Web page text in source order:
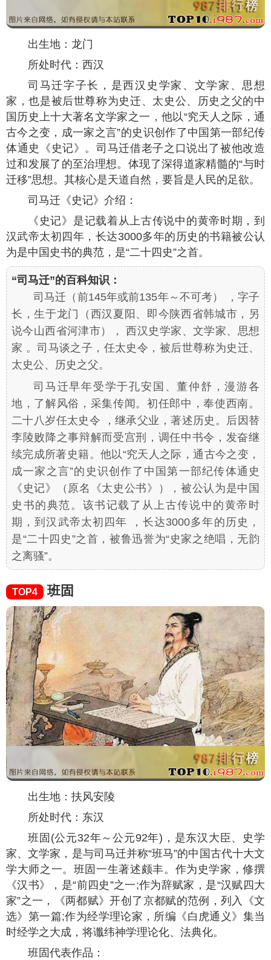
出生地：龙门
所处时代：西汉
司马迁字子长，是西汉史学家、文学家、思想
家，也是被后世尊称为史迁、太史公、历史之父的中
国历史上十大著名文学家之一，他以“究天人之际，通
古今之变，成一家之言”的史识创作了中国第一部纪传
体通史《史记》。司马迁借老子之口说出了被他改造
过和发展了的至治理想。体现了深得道家精髓的“与时
迁移”思想。其核心是天道自然，要旨是人民的足欲。
司马迁《史记》介绍：
《史记》是记载着从上古传说中的黄帝时期，到
汉武帝太初四年，长达3000多年的历史的书籍被公认
为是中国史书的典范，是“二十四史”之首。
“司马迁”的百科知识：
司马迁（前145年或前135年～不可考） ，字子
长，生于龙门（西汉夏阳、即今陕西省韩城市，另
说今山西省河津市）， 西汉史学家、文学家、思想
家 。司马谈之子，任太史令，被后世尊称为史迁、
太史公、历史之父。
司马迁早年受学于孔安国、董仲舒，漫游各
地，了解风俗，采集传闻。初任郎中，奉使西南。
二十八岁任太史令 ，继承父业，著述历史。后因替
李陵败降之事辩解而受宫刑，调任中书令，发奋继
续完成所著史籍。他以“究天人之际，通古今之变，
成一家之言”的史识创作了中国第一部纪传体通史
《史记》（原名《太史公书》），被公认为是中国
史书的典范。该书记载了从上古传说中的黄帝时
期，到汉武帝太初四年 ，长达3000多年的历史，
是“二十四史”之首，被鲁迅誉为“史家之绝唱，无韵
之离骚”。
TOP4 班固
出生地：扶风安陵
所处时代：东汉
班固(公元32年～公元92年)，是东汉大臣、史学
家、文学家，是与司马迁并称“班马”的中国古代十大文
学大师之一。班固一生著述颇丰。作为史学家，修撰
《汉书》，是“前四史”之一;作为辞赋家，是“汉赋四大
家”之一，《两都赋》开创了京都赋的范例，列入《文
选》第一篇;作为经学理论家，所编《白虎通义》集当
时经学之大成，将谶纬神学理论化、法典化。
班固代表作品：